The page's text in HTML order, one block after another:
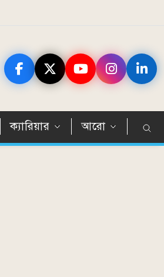
ক্যারিয়ার আরো